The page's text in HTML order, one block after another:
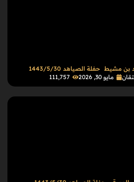
مشيط حفلة الصياهد 1443/5/30
مايو 30, 2026 111٬757